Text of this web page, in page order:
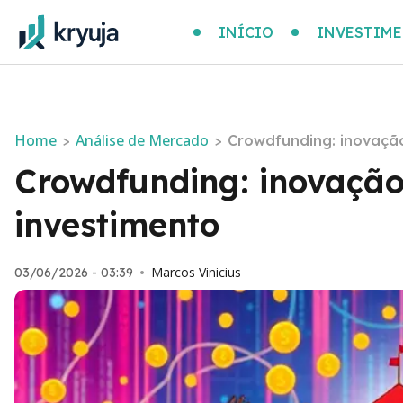
INÍCIO
Home > Análise de Mercado > Crowdfunding:
Crowdfunding:
investimento
03/06/2026 - 03:39 • Marcos Vinicius